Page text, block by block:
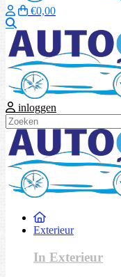
€0,00
inloggen
Exterieur
In Exterieur